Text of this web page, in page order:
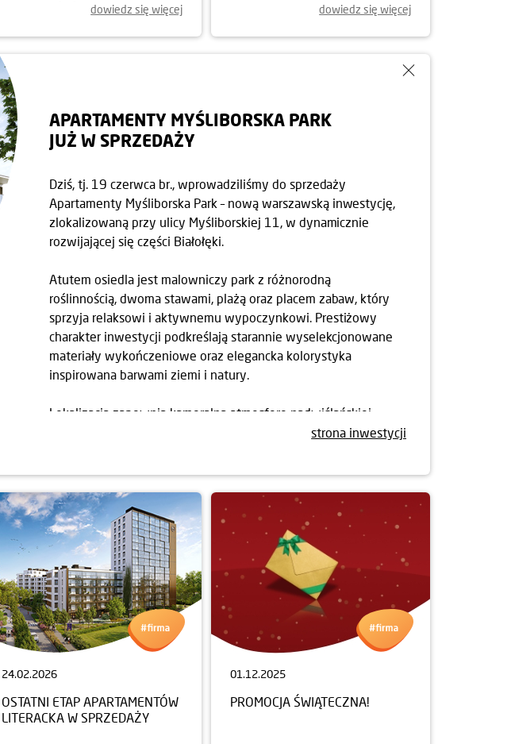
dowiedz się więcej dowiedz się więcej
APARTAMENTY MYŚLIBORSKA PARK
JUŻ W SPRZEDAŻY
Dziś, tj. 19 czerwca br., wprowadziliśmy do sprzedaży
Apartamenty Myśliborska Park – nową warszawską inwestycję,
zlokalizowaną przy ulicy Myśliborskiej 11, w dynamicznie
rozwijającej się części Białołęki.
Atutem osiedla jest malowniczy park z różnorodną
roślinnością, dwoma stawami, plażą oraz placem zabaw, który
sprzyja relaksowi i aktywnemu wypoczynkowi. Prestiżowy
charakter inwestycji podkreślają starannie wyselekcjonowane
materiały wykończeniowe oraz elegancka kolorystyka
inspirowana barwami ziemi i natury.
Lokalizacja zapewnia kameralną atmosferę nadwiślańskiej
części Białołęki, a jednocześnie wygodny dojazd do centrum
sprawia, że codzienne życie staje się komfortowe.
W pierwszym etapie powstaną 4 budynki ze 166
apartamentami.
strona inwestycji
24.02.2026
OSTATNI ETAP APARTAMENTÓW
LITERACKA W SPRZEDAŻY
01.12.2025
PROMOCJA ŚWIĄTECZNA!